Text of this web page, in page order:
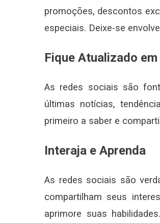
promoções, descontos
especiais. Deixe-se
Fique Atualizado em
As redes sociais são
últimas notícias,
primeiro a saber e
Interaja e Aprenda
As redes sociais são
compartilham seus
aprimore suas